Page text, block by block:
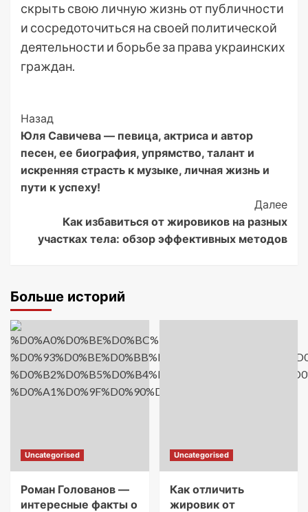
скрыть свою личную жизнь от публичности
и сосредоточиться на своей политической
деятельности и борьбе за права украинских
граждан.
Post
Navigation
Назад
Юля Савичева — певица, актриса и автор
песен, ее биография, упрямство, талант и
искренняя страсть к музыке, личная жизнь и
пути к успеху!
Далее
Как избавиться от жировиков на разных
участках тела: обзор эффективных методов
Больше историй
Uncategorised
Роман Голованов —
интересные факты о
Uncategorised
Как отличить
жировик от